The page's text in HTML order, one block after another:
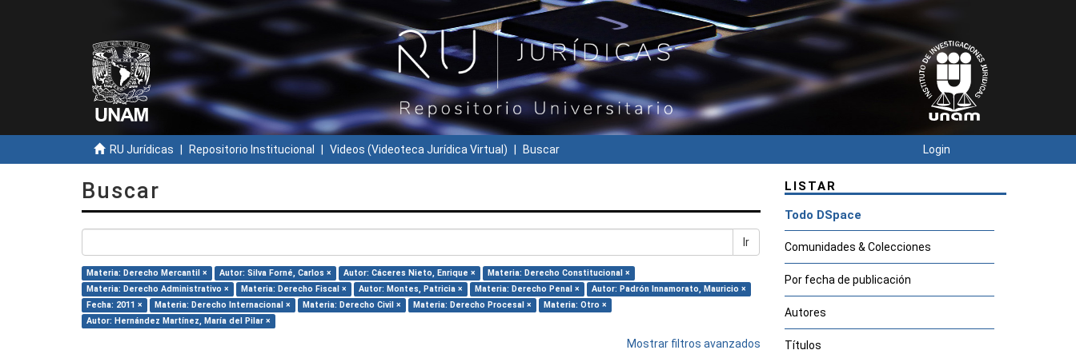
RU Jurídicas Repositorio Institucional Videos (Videoteca Jurídica Virtual) Buscar Login
Buscar
Ir
Materia: Derecho Mercantil × Autor: Silva Forné, Carlos × Autor: Cáceres Nieto, Enrique ×
Materia: Derecho Constitucional ×
Materia: Derecho Administrativo ×
Materia: Derecho Fiscal × Autor: Montes, Patricia × Materia: Derecho Penal ×
Autor: Padrón Innamorato, Mauricio ×
Fecha: 2011 ×
Materia: Derecho Internacional × Materia: Derecho Civil × Materia: Derecho Procesal ×
Materia: Otro ×
Autor: Hernández Martínez, María del Pilar ×
Mostrar filtros avanzados
LISTAR
Todo DSpace
Comunidades & Colecciones
Por fecha de publicación
Autores
Títulos